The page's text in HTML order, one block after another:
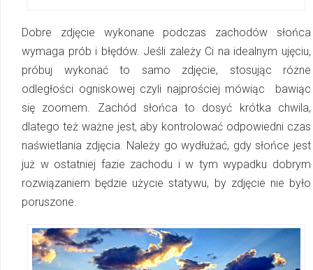
Dobre zdjęcie wykonane podczas zachodów słońca
wymaga prób i błędów. Jeśli zależy Ci na idealnym ujęciu,
próbuj wykonać to samo zdjęcie, stosując różne
odległości ogniskowej czyli najprościej mówiąc ­ bawiąc
się zoomem. Zachód słońca to dosyć krótka chwila,
dlatego też ważne jest, aby kontrolować odpowiedni czas
naświetlania zdjęcia. Należy go wydłużać, gdy słońce jest
już w ostatniej fazie zachodu i w tym wypadku dobrym
rozwiązaniem będzie użycie statywu, by zdjęcie nie było
poruszone.